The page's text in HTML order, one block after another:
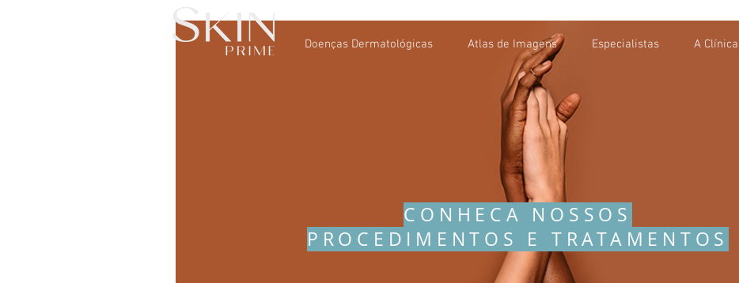
Doenças Dermatológicas Atlas de Imagens Especialistas A Clínica
CONHECA NOSSOS
PROCEDIMENTOS E TRATAMENTOS